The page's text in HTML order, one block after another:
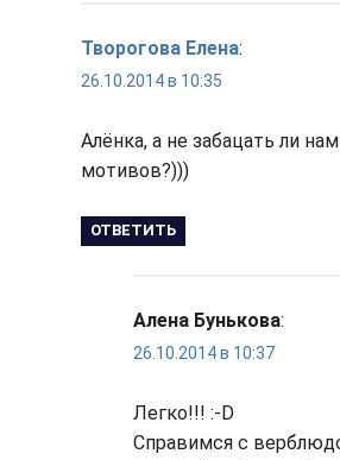
Творогова Елена:
26.10.2014 в 10:35
Алёнка, а не забацать ли
мотивов?)))
ОТВЕТИТЬ
Алена Бунькова:
26.10.2014 в 10:37
Легко!!! :-D
Справимся с